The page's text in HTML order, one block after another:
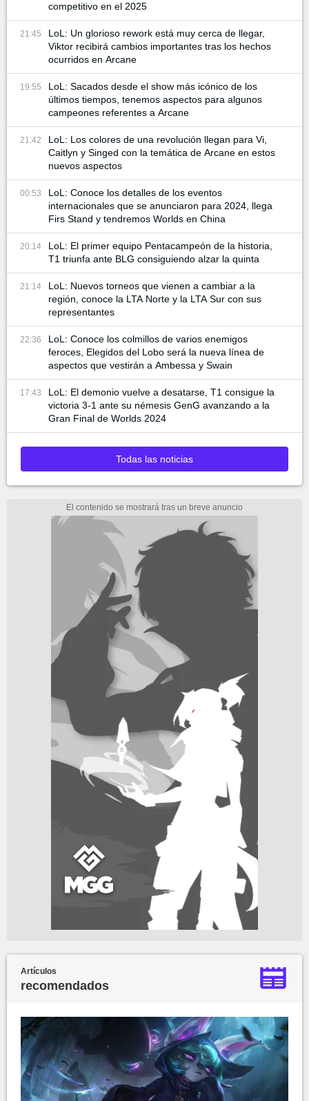
competitivo en el 2025
21:45
LoL: Un glorioso rework está muy cerca de llegar,
Viktor recibirá cambios importantes tras los hechos
ocurridos en Arcane
19:55
LoL: Sacados desde el show más icónico de los
últimos tiempos, tenemos aspectos para algunos
campeones referentes a Arcane
21:42
LoL: Los colores de una revolución llegan para Vi,
Caitlyn y Singed con la temática de Arcane en estos
nuevos aspectos
00:53
LoL: Conoce los detalles de los eventos
internacionales que se anunciaron para 2024, llega
Firs Stand y tendremos Worlds en China
20:14
LoL: El primer equipo Pentacampeón de la historia,
T1 triunfa ante BLG consiguiendo alzar la quinta
21:14
LoL: Nuevos torneos que vienen a cambiar a la
región, conoce la LTA Norte y la LTA Sur con sus
representantes
22:36
LoL: Conoce los colmillos de varios enemigos
feroces, Elegidos del Lobo será la nueva línea de
aspectos que vestirán a Ambessa y Swain
17:43
LoL: El demonio vuelve a desatarse, T1 consigue la
victoria 3-1 ante su némesis GenG avanzando a la
Gran Final de Worlds 2024
Todas las noticias
Artículos
recomendados